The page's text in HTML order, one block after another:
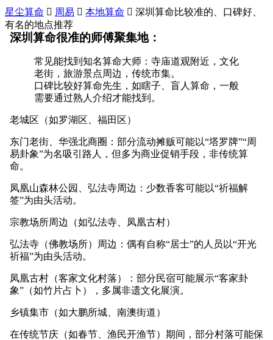
星尘算命  周易  本地算命  深圳算命比较准的、口碑好、
有名的地点推荐
深圳算命很准的师傅聚集地：
常见能找到知名算命大师：寺庙道观附近，文化
老街，旅游景点周边，传统市集。
口碑比较好算命先生，如瞎子、盲人算命，一般
需要通过熟人介绍才能找到。
老城区（如罗湖区、福田区）
东门老街、华强北商圈：部分流动摊贩可能以“塔罗牌”“周
易卦象”为名吸引路人，但多为商业促销手段，非传统算
命。
凤凰山森林公园、弘法寺周边：少数香客可能以“祈福解
签”为由头活动。
宗教场所周边（如弘法寺、凤凰古村）
弘法寺（佛教场所）周边：偶有自称“居士”的人员以“开光
祈福”为由头活动。
凤凰古村（客家文化村落）：部分民宿可能展示“客家卦
象”（如竹片占卜），多属非遗文化展演。
乡镇集市（如大鹏所城、南澳街道）
在传统节庆（如春节、渔民开渔节）期间，部分村落可能保